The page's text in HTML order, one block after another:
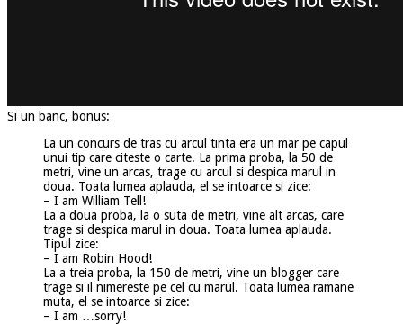
Si un banc, bonus:
La un concurs de tras cu arcul tinta era un mar pe capul
unui tip care citeste o carte. La prima proba, la 50 de
metri, vine un arcas, trage cu arcul si despica marul in
doua. Toata lumea aplauda, el se intoarce si zice:
– I am William Tell!
La a doua proba, la o suta de metri, vine alt arcas, care
trage si despica marul in doua. Toata lumea aplauda.
Tipul zice:
– I am Robin Hood!
La a treia proba, la 150 de metri, vine un blogger care
trage si il nimereste pe cel cu marul. Toata lumea ramane
muta, el se intoarce si zice:
– I am …sorry!